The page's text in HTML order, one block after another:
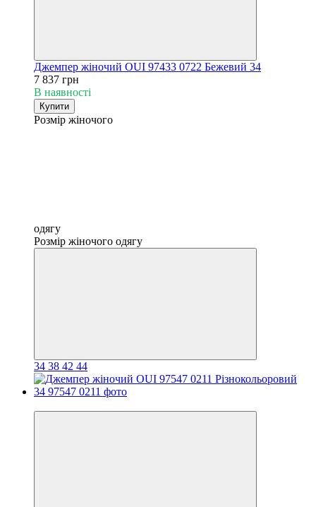
Джемпер жіночий OUI 97433 0722 Бежевий 34
7 837 грн
В наявності
Купити
Розмір жіночого
одягу
Розмір жіночого одягу
34 38 42 44